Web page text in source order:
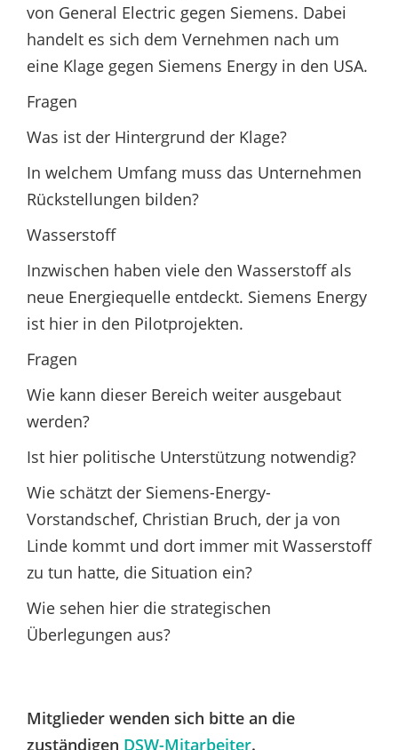
von General Electric gegen Siemens. Dabei
handelt es sich dem Vernehmen nach um
eine Klage gegen Siemens Energy in den USA.
Fragen
Was ist der Hintergrund der Klage?
In welchem Umfang muss das Unternehmen
Rückstellungen bilden?
Wasserstoff
Inzwischen haben viele den Wasserstoff als
neue Energiequelle entdeckt. Siemens Energy
ist hier in den Pilotprojekten.
Fragen
Wie kann dieser Bereich weiter ausgebaut
werden?
Ist hier politische Unterstützung notwendig?
Wie schätzt der Siemens-Energy-
Vorstandschef, Christian Bruch, der ja von
Linde kommt und dort immer mit Wasserstoff
zu tun hatte, die Situation ein?
Wie sehen hier die strategischen
Überlegungen aus?
Mitglieder wenden sich bitte an die
zuständigen DSW-Mitarbeiter.